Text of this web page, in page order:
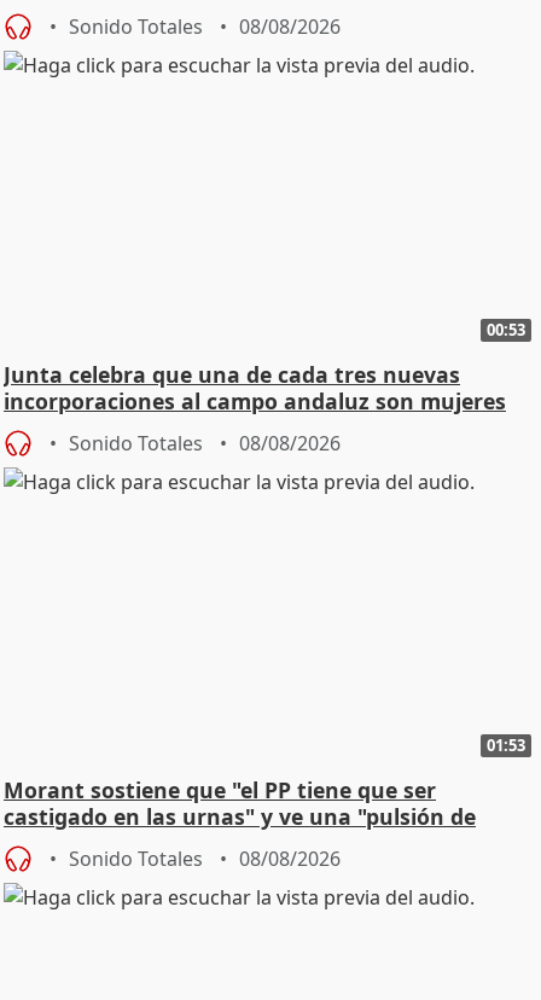
Sonido Totales 08/08/2026
00:53
Junta celebra que una de cada tres nuevas
incorporaciones al campo andaluz son mujeres
jóvenes
Sonido Totales 08/08/2026
01:53
Morant sostiene que "el PP tiene que ser
castigado en las urnas" y ve una "pulsión de
cambio"
Sonido Totales 08/08/2026